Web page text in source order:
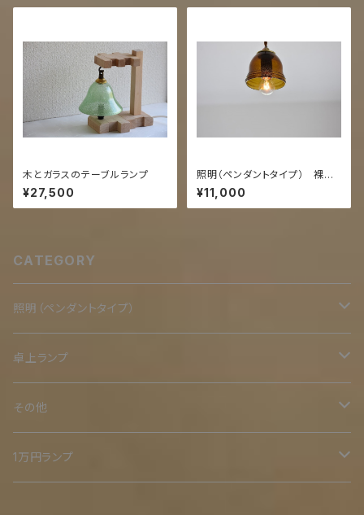
木とガラスのテーブルランプ
¥27,500
照明（ペンダントタイプ） 裸電
球シリーズ
¥11,000
CATEGORY
照明（ペンダントタイプ）
二重
卓上ランプ
鉄スタンド
ミニ
オリジナル木台
その他
二重
1万円ランプ